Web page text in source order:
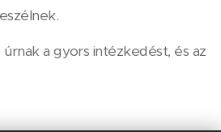
úrnak a gyors intézkedést, és az